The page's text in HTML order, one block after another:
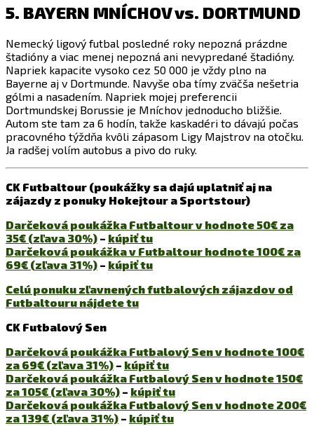
5. BAYERN MNÍCHOV vs. DORTMUND
Nemecký ligový futbal posledné roky nepozná prázdne
štadióny a viac menej nepozná ani nevypredané štadióny.
Napriek kapacite vysoko cez 50 000 je vždy plno na
Bayerne aj v Dortmunde. Navyše oba tímy zväčša nešetria
gólmi a nasadením. Napriek mojej preferencii
Dortmundskej Borussie je Mníchov jednoducho bližšie.
Autom ste tam za 6 hodín, takže kaskadéri to dávajú počas
pracovného týždňa kvôli zápasom Ligy Majstrov na otočku.
Ja radšej volím autobus a pivo do ruky.
CK Futbaltour (poukážky sa dajú uplatniť aj na
zájazdy z ponuky Hokejtour a Sportstour)
Darčeková poukážka Futbaltour v hodnote 50€ za
35€ (zľava 30%) – kúpiť tu
Darčeková poukážka v Futbaltour hodnote 100€ za
69€ (zľava 31%) – kúpiť tu
Celú ponuku zľavnených futbalových zájazdov od
Futbaltouru nájdete tu
CK Futbalový Sen
Darčeková poukážka Futbalový Sen v hodnote 100€
za 69€ (zľava 31%) – kúpiť tu
Darčeková poukážka Futbalový Sen v hodnote 150€
za 105€ (zľava 30%) – kúpiť tu
Darčeková poukážka Futbalový Sen v hodnote 200€
za 139€ (zľava 31%) – kúpiť tu